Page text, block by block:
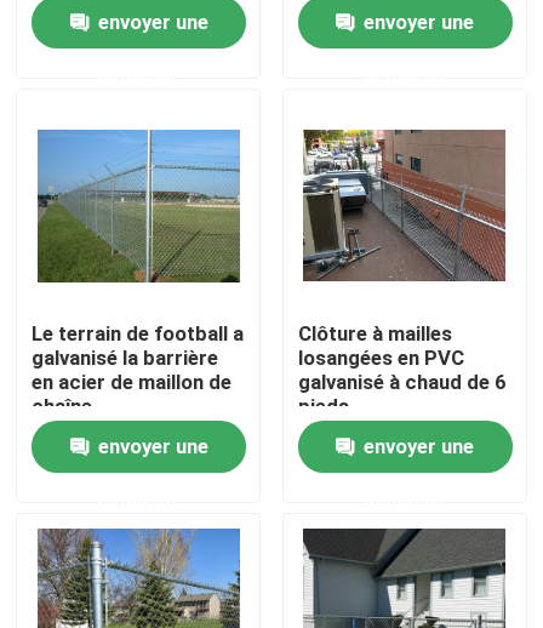
Vidéos
Haute sécurité Mesh Fence
V Mesh Security Fencing
Barrière de maillon de chaîne
Clôture en fer forgé
envoyer une
envoyer une
Le terrain de football a
galvanisé la barrière
en acier de maillon de
chaîne
envoyer une
Clôture à mailles
losangées en PVC
galvanisé à chaud de 6
pieds
envoyer une